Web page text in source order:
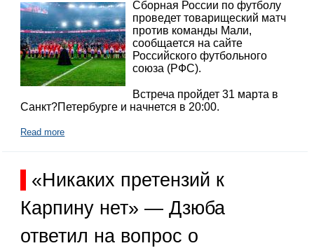
Сборная России по футболу
проведет товарищеский матч
против команды Мали,
сообщается на сайте
Российского футбольного
союза (РФС).
Встреча пройдет 31 марта в
Санкт?Петербурге и начнется в 20:00.
Read more
«Никаких претензий к
Карпину нет» — Дзюба
ответил на вопрос о